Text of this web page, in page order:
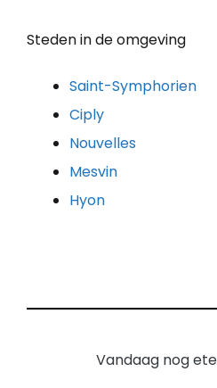
Steden in de omgeving
Saint-Symphorien
Ciply
Nouvelles
Mesvin
Hyon
Vandaag nog